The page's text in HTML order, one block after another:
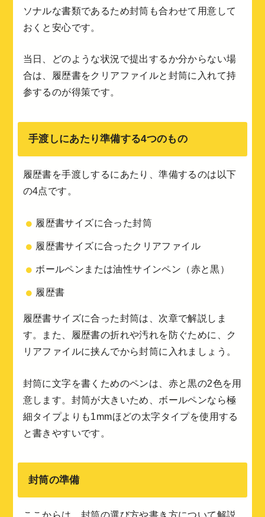
ソナルな書類であるため封筒も合わせて用意して
おくと安心です。
当日、どのような状況で提出するか分からない場
合は、履歴書をクリアファイルと封筒に入れて持
参するのが得策です。
手渡しにあたり準備する4つのもの
履歴書を手渡しするにあたり、準備するのは以下
の4点です。
履歴書サイズに合った封筒
履歴書サイズに合ったクリアファイル
ボールペンまたは油性サインペン（赤と黒）
履歴書
履歴書サイズに合った封筒は、次章で解説しま
す。また、履歴書の折れや汚れを防ぐために、ク
リアファイルに挟んでから封筒に入れましょう。
封筒に文字を書くためのペンは、赤と黒の2色を用
意します。封筒が大きいため、ボールペンなら極
細タイプよりも1mmほどの太字タイプを使用する
と書きやすいです。
封筒の準備